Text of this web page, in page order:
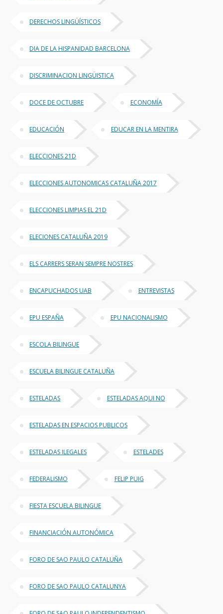
DERECHOS LINGÜÍSTICOS
DIA DE LA HISPANIDAD BARCELONA
DISCRIMINACION LINGÜISTICA
DOCE DE OCTUBRE ECONOMÍA
EDUCACIÓN EDUCAR EN LA MENTIRA
ELECCIONES 21D
ELECCIONES AUTONOMICAS CATALUÑA 2017
ELECCIONES LIMPIAS EL 21D
ELECIONES CATALUÑA 2019
ELS CARRERS SERAN SEMPRE NOSTRES
ENCAPUCHADOS UAB ENTREVISTAS
EPU ESPAÑA EPU NACIONALISMO
ESCOLA BILINGUE
ESCUELA BILINGUE CATALUÑA
ESTELADAS ESTELADAS AQUI NO
ESTELADAS EN ESPACIOS PUBLICOS
ESTELADAS ILEGALES ESTELADES
FEDERALISMO FELIP PUIG
FIESTA ESCUELA BILINGUE
FINANCIACIÓN AUTONÓMICA
FORO DE SAO PAULO CATALUÑA
FORO DE SAO PAULO CATALUNYA